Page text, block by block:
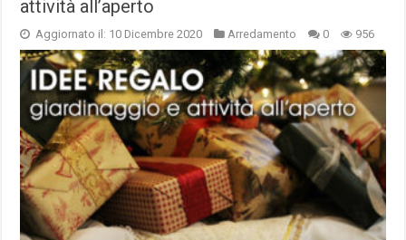
attività all’aperto
Aggiornato il: 10 Dicembre 2020 Arredamento 0 956